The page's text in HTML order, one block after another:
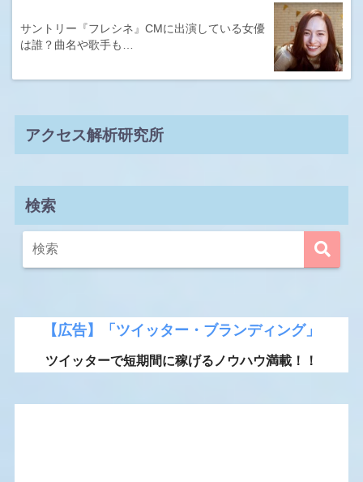
サントリー『フレシネ』CMに出演している女優
は誰？曲名や歌手も…
アクセス解析研究所
検索
【広告】「ツイッター・ブランディング」
ツイッターで短期間に稼げるノウハウ満載！！